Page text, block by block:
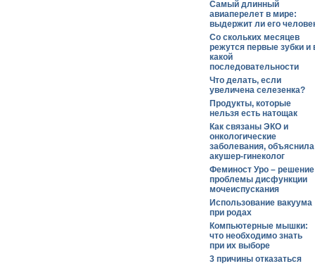
Самый длинный
авиаперелет в мире:
выдержит ли его
Со скольких месяцев
режутся первые зубки и
какой
последовательности
Что делать, если
увеличена селезенка?
Продукты, которые
нельзя есть натощак
Как связаны ЭКО и
онкологические
заболевания, объяснила
акушер-гинеколог
Феминост Уро – решение
проблемы дисфункции
мочеиспускания
Использование вакуума
при родах
Компьютерные мышки:
что необходимо знать
при их выборе
3 причины отказаться